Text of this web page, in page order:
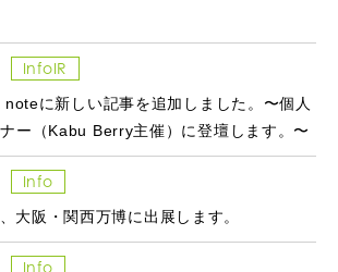
InfoIR
に新しい記事を追加しました。〜個人
ー（Kabu Berry主催）に登壇します。〜
Info
大阪・関西万博に出展します。
Info